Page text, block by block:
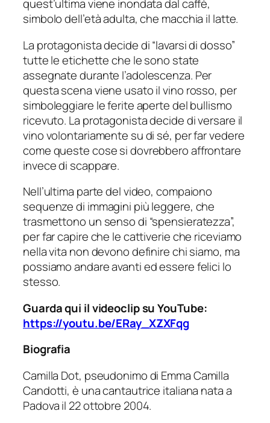
quest’ultima viene inondata dal caffè,
simbolo dell’età adulta, che macchia il latte.
La protagonista decide di “lavarsi di dosso”
tutte le etichette che le sono state
assegnate durante l’adolescenza. Per
questa scena viene usato il vino rosso, per
simboleggiare le ferite aperte del bullismo
ricevuto. La protagonista decide di versare il
vino volontariamente su di sé, per far vedere
come queste cose si dovrebbero affrontare
invece di scappare.
Nell’ultima parte del video, compaiono
sequenze di immagini più leggere, che
trasmettono un senso di “spensieratezza”,
per far capire che le cattiverie che riceviamo
nella vita non devono definire chi siamo, ma
possiamo andare avanti ed essere felici lo
stesso.
Guarda qui il videoclip su YouTube:
https://youtu.be/ERay_XZXFqg
Biografia
Camilla Dot, pseudonimo di Emma Camilla
Candotti, è una cantautrice italiana nata a
Padova il 22 ottobre 2004.